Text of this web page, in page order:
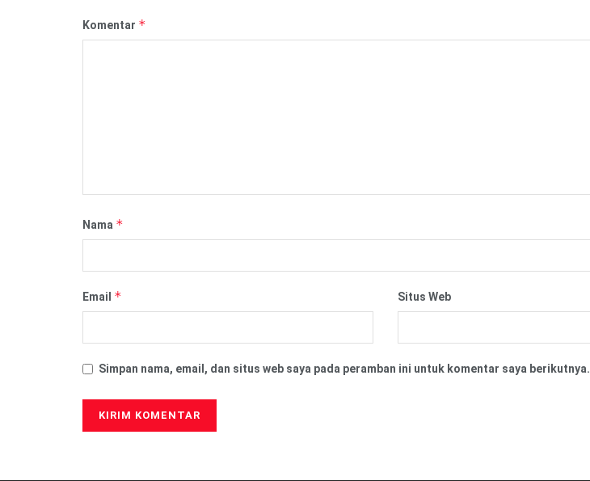
Komentar *
Nama *
Email * Situs Web
Simpan nama, email, dan situs web saya pada peramban ini untuk komentar saya berikutnya.